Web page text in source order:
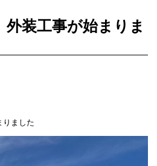
装工事が始まりま
ました